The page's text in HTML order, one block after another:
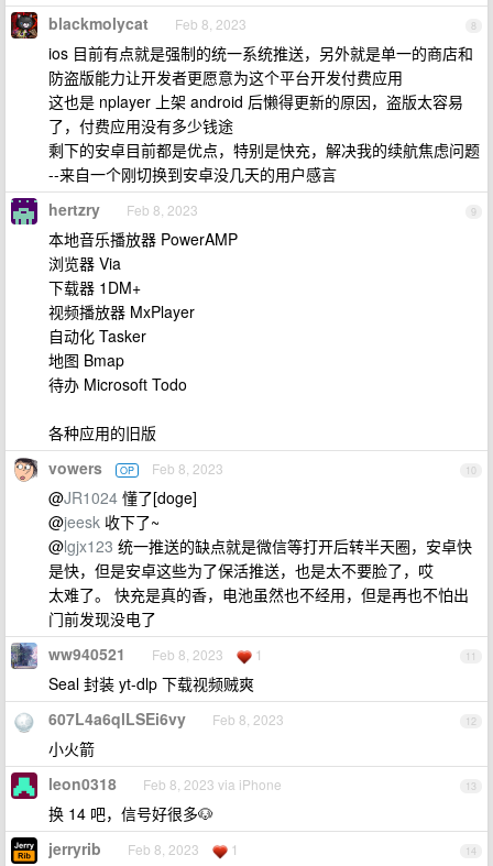
8
blackmolycat Feb 8, 2023
ios 目前有点就是强制的统一系统推送，另外就是单一的商店和
防盗版能力让开发者更愿意为这个平台开发付费应用
这也是 nplayer 上架 android 后懒得更新的原因，盗版太容易
了，付费应用没有多少钱途
剩下的安卓目前都是优点，特别是快充，解决我的续航焦虑问题
--来自一个刚切换到安卓没几天的用户感言
9
hertzry Feb 8, 2023
本地音乐播放器 PowerAMP
浏览器 Via
下载器 1DM+
视频播放器 MxPlayer
自动化 Tasker
地图 Bmap
待办 Microsoft Todo
各种应用的旧版
10
vowers OP Feb 8, 2023
@JR1024 懂了[doge]
@jeesk 收下了~
@lgjx123 统一推送的缺点就是微信等打开后转半天圈，安卓快
是快，但是安卓这些为了保活推送，也是太不要脸了，哎
太难了。 快充是真的香，电池虽然也不经用，但是再也不怕出
门前发现没电了
11
ww940521 Feb 8, 2023 1
Seal 封装 yt-dlp 下载视频贼爽
12
607L4a6qlLSEi6vy Feb 8, 2023
小火箭
13
leon0318 Feb 8, 2023 via iPhone
换 14 吧，信号好很多🐶
14
jerryrib Feb 8, 2023 1